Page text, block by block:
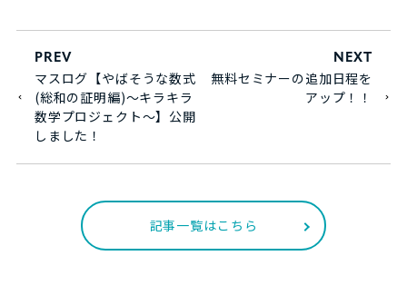
PREV
マスログ【やばそうな数式
(総和の証明編)～キラキラ
数学プロジェクト～】公開
しました！
NEXT
無料セミナーの追加日程を
アップ！！
記事一覧はこちら